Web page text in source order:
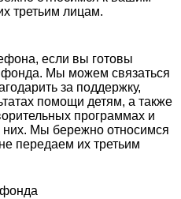
третьим лицам.
если вы готовы
фонда. Мы можем связаться
за поддержку,
помощи детям, а также
программах и
них. Мы бережно относимся
передаем их третьим